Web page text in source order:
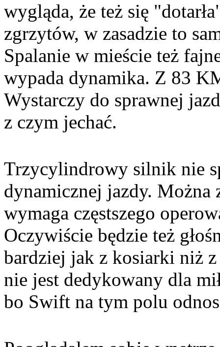
wygląda, że też się
zgrzytów, w zasadzie to
Spalanie w mieście też
wypada dynamika. Z 83
Wystarczy do sprawnej
z czym jechać.
Trzycylindrowy silnik nie
dynamicznej jazdy. Można
wymaga częstszego
Oczywiście będzie też
bardziej jak z kosiarki niż z
nie jest dedykowany dla
bo Swift na tym polu